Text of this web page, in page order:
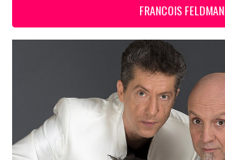
FRANCOIS FELDMAN